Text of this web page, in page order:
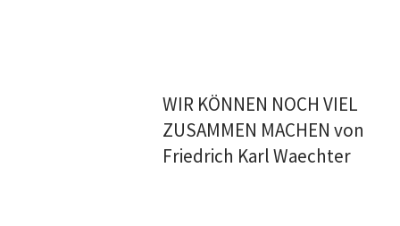
WIR KÖNNEN NOCH VIEL
ZUSAMMEN MACHEN von
Friedrich Karl Waechter